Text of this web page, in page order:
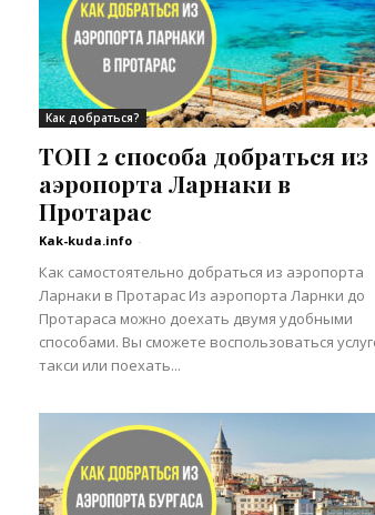
Как добраться?
ТОП 2 способа добраться из
аэропорта Ларнаки в
Протарас
Kak-kuda.info -
Как самостоятельно добраться из аэропорта
Ларнаки в Протарас Из аэропорта Ларнки до
Протараса можно доехать двумя удобными
способами. Вы сможете воспользоваться
такси или поехать...